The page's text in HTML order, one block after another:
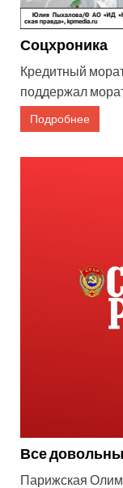
Соцхроника
Кредитный
поддержал
Подробнее
Все
Парижская